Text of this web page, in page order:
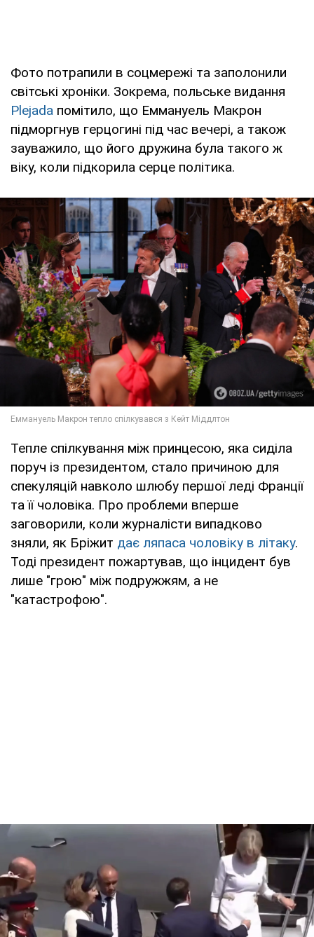
Фото потрапили в соцмережі та заполонили
світські хроніки. Зокрема, польське видання
Plejada помітило, що Еммануель Макрон
підморгнув герцогині під час вечері, а також
зауважило, що його дружина була такого ж
віку, коли підкорила серце політика.
Тепле спілкування між принцесою, яка сиділа
поруч із президентом, стало причиною для
спекуляцій навколо шлюбу першої леді Франції
та її чоловіка. Про проблеми вперше
заговорили, коли журналісти випадково
зняли, як Бріжит дає ляпаса чоловіку в літаку.
Тоді президент пожартував, що інцидент був
лише "грою" між подружжям, а не
"катастрофою".